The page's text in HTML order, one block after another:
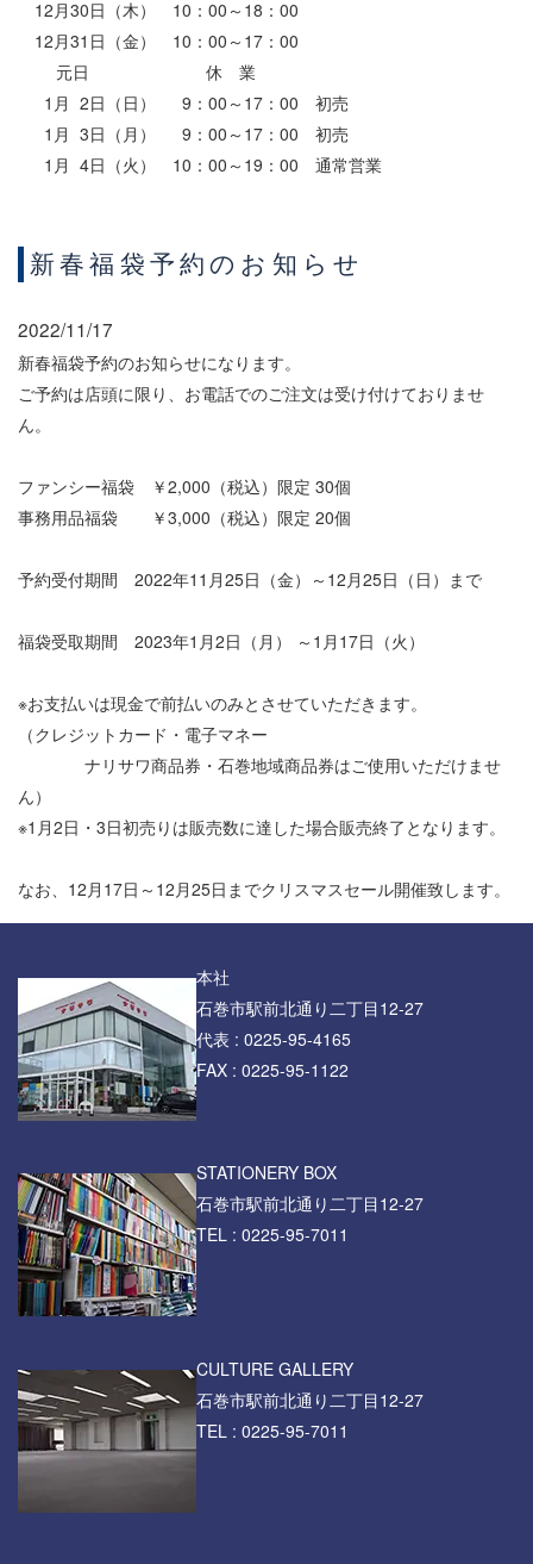
12月30日（木） 10：00～18：00
12月31日（金） 10：00～17：00
元日 休 業
1月 2日（日） 9：00～17：00 初売
1月 3日（月） 9：00～17：00 初売
1月 4日（火） 10：00～19：00 通常営業
新春福袋予約のお知らせ
2022/11/17
新春福袋予約のお知らせになります。
ご予約は店頭に限り、お電話でのご注文は受け付けておりませ
ん。
ファンシー福袋 ￥2,000（税込）限定 30個
事務用品福袋 ￥3,000（税込）限定 20個
予約受付期間 2022年11月25日（金）～12月25日（日）まで
福袋受取期間 2023年1月2日（月） ～1月17日（火）
※お支払いは現金で前払いのみとさせていただきます。
（クレジットカード・電子マネー
ナリサワ商品券・石巻地域商品券はご使用いただけませ
ん）
※1月2日・3日初売りは販売数に達した場合販売終了となります。
なお、12月17日～12月25日までクリスマスセール開催致します。
本社
石巻市駅前北通り二丁目12-27
代表 : 0225-95-4165
FAX : 0225-95-1122
STATIONERY BOX
石巻市駅前北通り二丁目12-27
TEL : 0225-95-7011
CULTURE GALLERY
石巻市駅前北通り二丁目12-27
TEL : 0225-95-7011